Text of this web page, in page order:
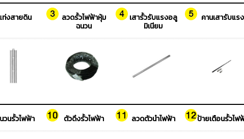
ท่งสายดิน
ลวดรั้วไฟฟ้าหุ้ม
ฉนวน
เสารั้วรับแรงอลู
มิเนียม
คานเสารับแรง
วนรั้วไฟฟ้า ตัวดึงรั้วไฟฟ้า ลวดตัวนำไฟฟ้า ป้ายเตือนรั้วไฟ